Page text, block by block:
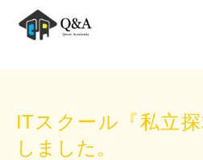
ITスクール『私立
しました。